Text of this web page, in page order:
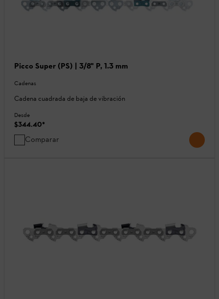
Picco Super (PS) | 3/8" P, 1.3 mm
Cadenas
Cadena cuadrada de baja de vibración
Desde
$344.40*
Comparar